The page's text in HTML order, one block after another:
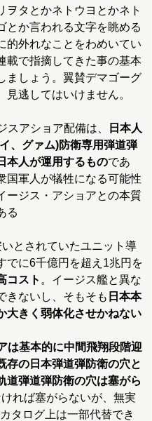
ヲタとかネトウヨとかネト
とか言われる文字を眺める
的外れなことをわめいてい
載で指摘してきた事の基本
ましょう。翼賛デマゴーグ
見逃してはいけません。
スアショア配備は、
日本人
、グァム)防衛専用弾道弾
本人が運用するものであ
国軍人が犠牲になる可能性
ージス・アショアとの本質
る
とされていたユニット導
でに6千億円を超え1兆円を
コスト 。イージス艦と異な
きないし、そもそも 日本本
大きく弱体化させかねない
は基本的に中間飛翔段階迎
存の日本弾道弾防衛の穴と
道弾道弾防衛の穴は塞がら
れば塞がらないが、無実
タログ上は一部代替でき